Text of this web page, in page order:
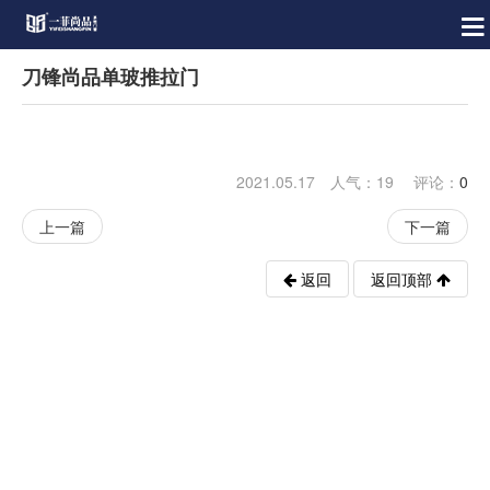
刀锋尚品单玻推拉门
2021.05.17 人气： 19 评论： 0
上一篇 下一篇
返回 返回顶部